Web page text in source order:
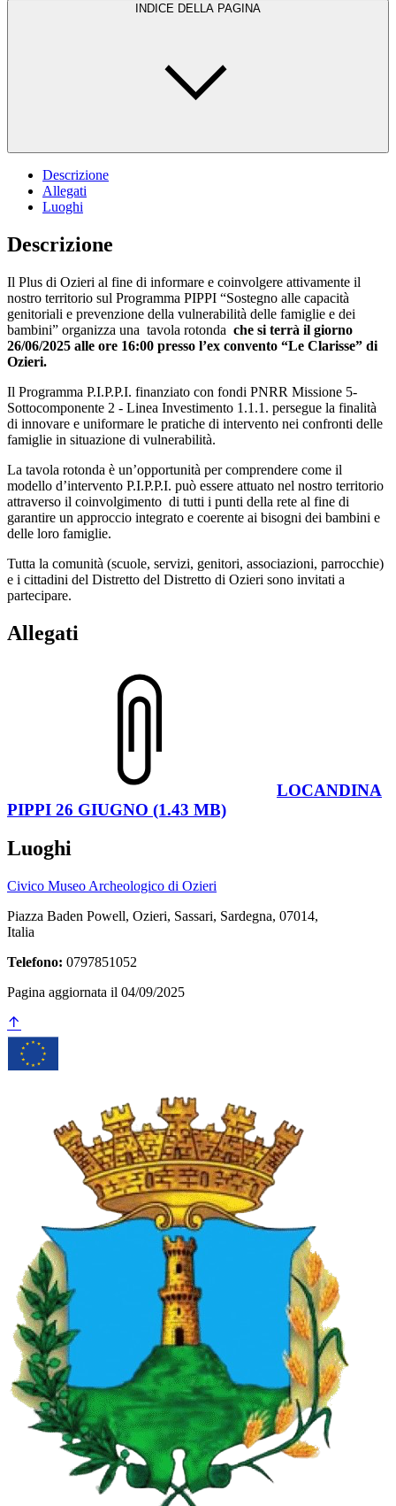
INDICE DELLA PAGINA
Descrizione
Allegati
Luoghi
Descrizione
Il Plus di Ozieri al fine di informare e coinvolgere attivamente il
nostro territorio sul Programma PIPPI “Sostegno alle capacità
genitoriali e prevenzione della vulnerabilità delle famiglie e dei
bambini” organizza una tavola rotonda che si terrà il giorno
26/06/2025 alle ore 16:00 presso l’ex convento “Le Clarisse” di
Ozieri.
Il Programma P.I.P.P.I. finanziato con fondi PNRR Missione 5-
Sottocomponente 2 - Linea Investimento 1.1.1. persegue la finalità
di innovare e uniformare le pratiche di intervento nei confronti delle
famiglie in situazione di vulnerabilità.
La tavola rotonda è un’opportunità per comprendere come il
modello d’intervento P.I.P.P.I. può essere attuato nel nostro territorio
attraverso il coinvolgimento di tutti i punti della rete al fine di
garantire un approccio integrato e coerente ai bisogni dei bambini e
delle loro famiglie.
Tutta la comunità (scuole, servizi, genitori, associazioni, parrocchie)
e i cittadini del Distretto del Distretto di Ozieri sono invitati a
partecipare.
Allegati
LOCANDINA
PIPPI 26 GIUGNO (1.43 MB)
Luoghi
Civico Museo Archeologico di Ozieri
Piazza Baden Powell, Ozieri, Sassari, Sardegna, 07014,
Italia
Telefono: 0797851052
Pagina aggiornata il 04/09/2025